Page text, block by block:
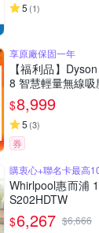
5 (1)
享原廠保固一年
【福利品】
8 智慧輕量無線
$8,999
5 (3)
券
購衷心+聯名卡最高
Whirlpool惠而浦
S202HDTW
$6,267 $6,666